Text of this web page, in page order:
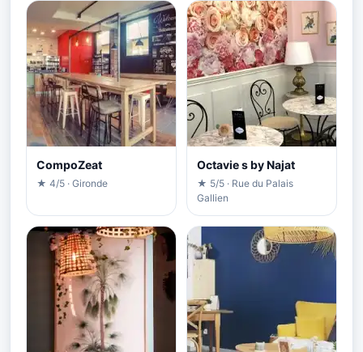
CompoZeat
★ 4/5 · Gironde
Octavie s by Najat
★ 5/5 · Rue du Palais
Gallien